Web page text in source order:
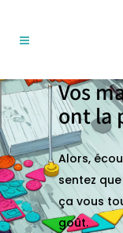
Vos
ont la
Alors,
sentez que
ça vous
goût.